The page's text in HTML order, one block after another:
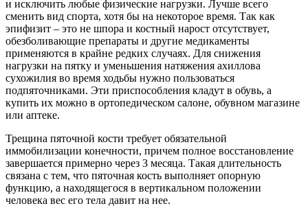
и исключить любые физические нагрузки. Лучше всего
сменить вид спорта, хотя бы на некоторое время. Так как
эпифизит – это не шпора и костный нарост отсутствует,
обезболивающие препараты и другие медикаменты
применяются в крайне редких случаях. Для снижения
нагрузки на пятку и уменьшения натяжения ахиллова
сухожилия во время ходьбы нужно пользоваться
подпяточниками. Эти приспособления кладут в обувь, а
купить их можно в ортопедическом салоне, обувном магазине
или аптеке.
Трещина пяточной кости требует обязательной
иммобилизации конечности, причем полное восстановление
завершается примерно через 3 месяца. Такая длительность
связана с тем, что пяточная кость выполняет опорную
функцию, а находящегося в вертикальном положении
человека вес его тела давит на нее.